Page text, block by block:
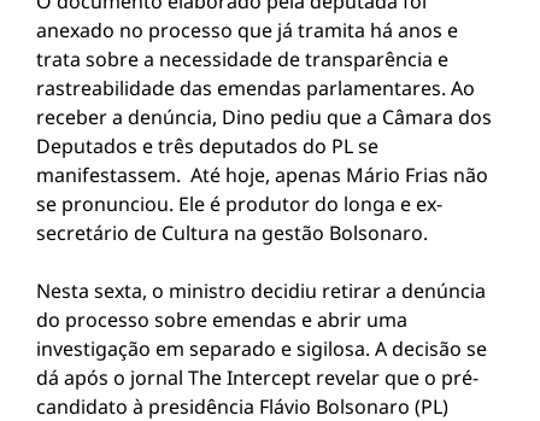
anexado no processo que já tramita há anos e
trata sobre a necessidade de transparência e
rastreabilidade das emendas parlamentares. Ao
receber a denúncia, Dino pediu que a Câmara dos
Deputados e três deputados do PL se
manifestassem. Até hoje, apenas Mário Frias não
se pronunciou. Ele é produtor do longa e ex-
secretário de Cultura na gestão Bolsonaro.
Nesta sexta, o ministro decidiu retirar a denúncia
do processo sobre emendas e abrir uma
investigação em separado e sigilosa. A decisão se
dá após o jornal The Intercept revelar que o pré-
candidato à presidência Flávio Bolsonaro (PL)